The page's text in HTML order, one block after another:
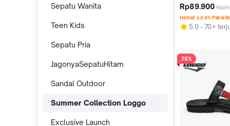
Sepatu Wanita
Teen Kids
Sepatu Pria
JagonyaSepatuHitam
Sandal Outdoor
Summer Collection Loggo
Exclusive Launch
Outdoor warna
38-43 Pria
Rp89.900
Hemat s.d 8% Pakai
5.0 70+
75%